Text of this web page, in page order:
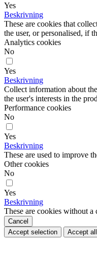
Yes
Beskrivning
These are cookies that
the user, or personalised, if
Analytics cookies
No
Yes
Beskrivning
Collect information about
the user's interests in the
Performance cookies
No
Yes
Beskrivning
These are used to improve
Other cookies
No
Yes
Beskrivning
These are cookies without a
Cancel
Accept selection
Accept all